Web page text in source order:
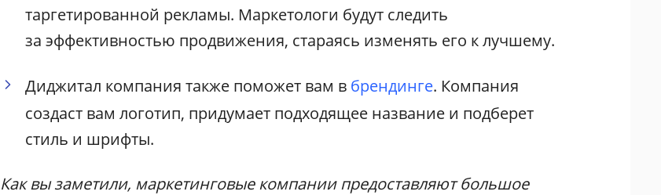
таргетированной рекламы. Маркетологи будут следить
за эффективностью продвижения, стараясь изменять его к лучшему.
Диджитал компания также поможет вам в брендинге. Компания
создаст вам логотип, придумает подходящее название и подберет
стиль и шрифты.
Как вы заметили, маркетинговые компании предоставляют большое